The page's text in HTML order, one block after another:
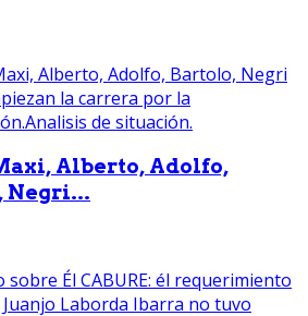
Alberto, Adolfo,
Negri...